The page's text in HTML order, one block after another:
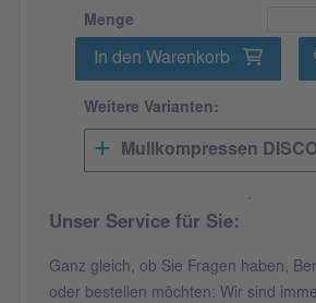
Menge
In den Warenkorb
Weitere Varianten:
Mullkompressen
Unser Service für Sie:
Ganz gleich, ob Sie Fragen haben,
oder bestellen möchten: Wir sind